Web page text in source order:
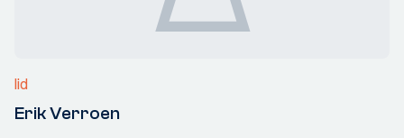
lid
Erik Verroen